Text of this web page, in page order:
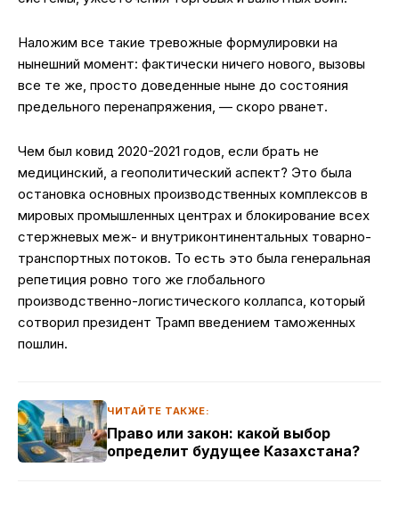
Наложим все такие тревожные формулировки на
нынешний момент: фактически ничего нового, вызовы
все те же, просто доведенные ныне до состояния
предельного перенапряжения, — скоро рванет.
Чем был ковид 2020-2021 годов, если брать не
медицинский, а геополитический аспект? Это была
остановка основных производственных комплексов в
мировых промышленных центрах и блокирование всех
стержневых меж- и внутриконтинентальных товарно-
транспортных потоков. То есть это была генеральная
репетиция ровно того же глобального
производственно-логистического коллапса, который
сотворил президент Трамп введением таможенных
пошлин.
ЧИТАЙТЕ ТАКЖЕ:
Право или закон: какой выбор
определит будущее Казахстана?